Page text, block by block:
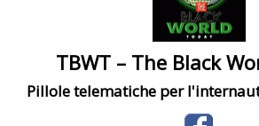
TBWT – The Black
Pillole telematiche per